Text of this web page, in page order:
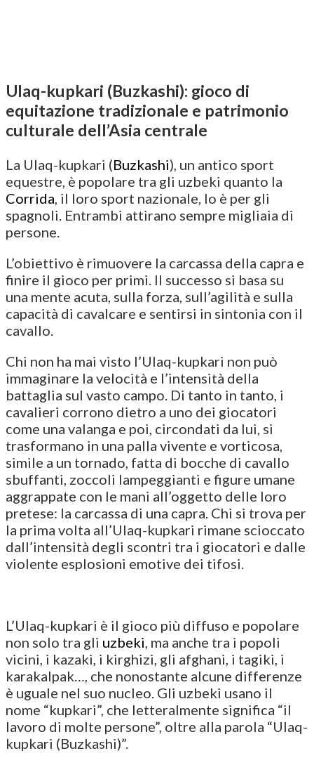
Ulaq-kupkari (Buzkashi): gioco di
equitazione tradizionale e patrimonio
culturale dell’Asia centrale
La Ulaq-kupkari (Buzkashi), un antico sport
equestre, è popolare tra gli uzbeki quanto la
Corrida, il loro sport nazionale, lo è per gli
spagnoli. Entrambi attirano sempre migliaia di
persone.
L’obiettivo è rimuovere la carcassa della capra e
finire il gioco per primi. Il successo si basa su
una mente acuta, sulla forza, sull’agilità e sulla
capacità di cavalcare e sentirsi in sintonia con il
cavallo.
Chi non ha mai visto l’Ulaq-kupkari non può
immaginare la velocità e l’intensità della
battaglia sul vasto campo. Di tanto in tanto, i
cavalieri corrono dietro a uno dei giocatori
come una valanga e poi, circondati da lui, si
trasformano in una palla vivente e vorticosa,
simile a un tornado, fatta di bocche di cavallo
sbuffanti, zoccoli lampeggianti e figure umane
aggrappate con le mani all’oggetto delle loro
pretese: la carcassa di una capra. Chi si trova per
la prima volta all’Ulaq-kupkari rimane scioccato
dall’intensità degli scontri tra i giocatori e dalle
violente esplosioni emotive dei tifosi.
L’Ulaq-kupkari è il gioco più diffuso e popolare
non solo tra gli uzbeki, ma anche tra i popoli
vicini, i kazaki, i kirghizi, gli afghani, i tagiki, i
karakalpak…, che nonostante alcune differenze
è uguale nel suo nucleo. Gli uzbeki usano il
nome “kupkari”, che letteralmente significa “il
lavoro di molte persone”, oltre alla parola “Ulaq-
kupkari (Buzkashi)”.